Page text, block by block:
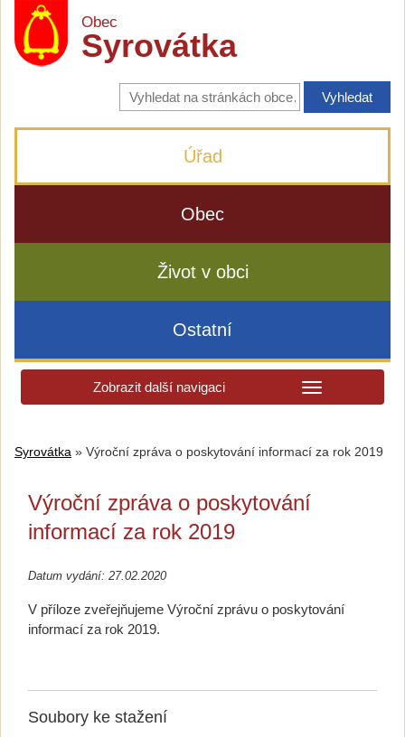
Obec
Syrovátka
Vyhledávání
na
stránkách
Úřad
Obec
Život v obci
Ostatní
Zobrazit další navigaci
Syrovátka » Výroční zpráva o poskytování informací za rok 2019
Výroční zpráva o poskytování
informací za rok 2019
Datum vydání: 27.02.2020
V příloze zveřejňujeme Výroční zprávu o poskytování
informací za rok 2019.
Soubory ke stažení